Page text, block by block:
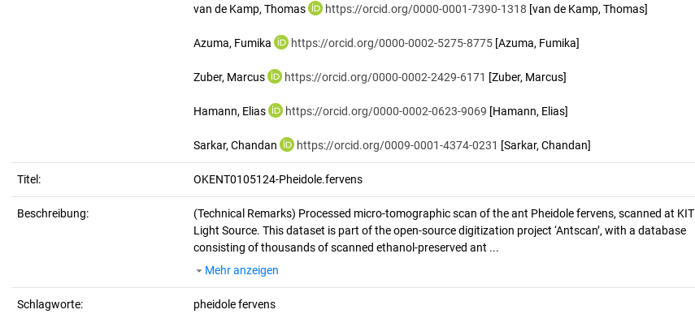
van de Kamp, Thomas https://orcid.org/0000-0001-7390-1318 [van de Kamp, Thomas]
Azuma, Fumika https://orcid.org/0000-0002-5275-8775 [Azuma, Fumika]
Zuber, Marcus https://orcid.org/0000-0002-2429-6171 [Zuber, Marcus]
Hamann, Elias https://orcid.org/0000-0002-0623-9069 [Hamann, Elias]
Sarkar, Chandan https://orcid.org/0009-0001-4374-0231 [Sarkar, Chandan]
Titel: OKENT0105124-Pheidole.fervens
Beschreibung: (Technical Remarks) Processed micro-tomographic scan of the ant Pheidole fervens, scanned at KIT
Light Source. This dataset is part of the open-source digitization project ‘Antscan’, with a database
consisting of thousands of scanned ethanol-preserved ant ...
Mehr anzeigen
Schlagworte:
pheidole fervens